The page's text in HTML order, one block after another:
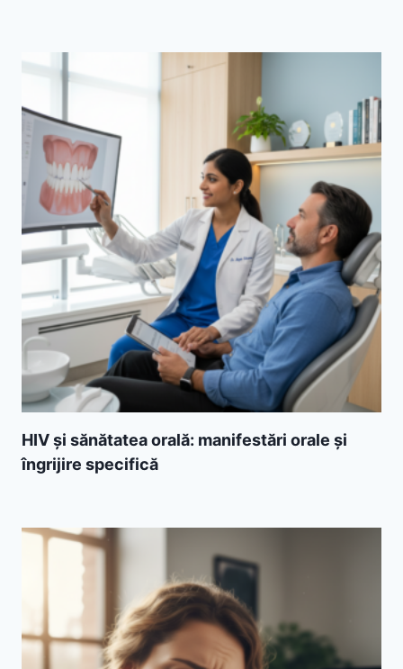
HIV și sănătatea orală: manifestări orale și
îngrijire specifică